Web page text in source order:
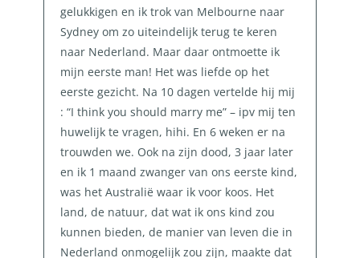
gelukkigen en ik trok van Melbourne naar
Sydney om zo uiteindelijk terug te keren
naar Nederland. Maar daar ontmoette ik
mijn eerste man! Het was liefde op het
eerste gezicht. Na 10 dagen vertelde hij mij
: “I think you should marry me” – ipv mij ten
huwelijk te vragen, hihi. En 6 weken er na
trouwden we. Ook na zijn dood, 3 jaar later
en ik 1 maand zwanger van ons eerste kind,
was het Australië waar ik voor koos. Het
land, de natuur, dat wat ik ons kind zou
kunnen bieden, de manier van leven die in
Nederland onmogelijk zou zijn, maakte dat